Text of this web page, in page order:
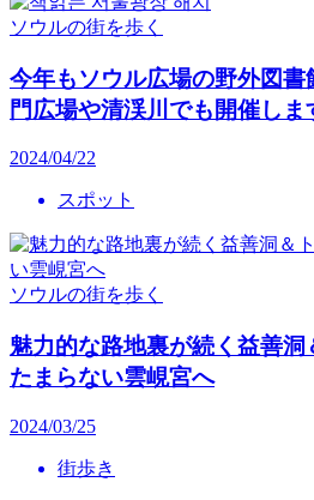
ソウルの街を歩く
今年もソウル広場の野外図
門広場や清渓川でも開催しま
2024/04/22
スポット
ソウルの街を歩く
魅力的な路地裏が続く益善
たまらない雲峴宮へ
2024/03/25
街歩き